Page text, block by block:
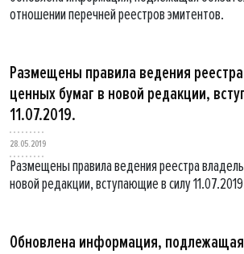
отношении перечней реестров эмитентов.
Размещены правила ведения
ценных бумаг в новой редакции,
11.07.2019.
28.05.2019
Размещены правила ведения реестра
новой редакции, вступающие в силу
Обновлена информация,